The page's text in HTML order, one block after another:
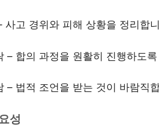
사고 경위와 피해 상황을 정리합
– 합의 과정을 원활히 진행하도
– 법적 조언을 받는 것이 바람직
성